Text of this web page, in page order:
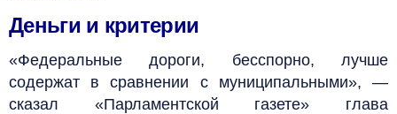
Деньги и критерии
«Федеральные дороги, бесспорно, лучше
содержат в сравнении с муниципальными», —
сказал «Парламентской газете» глава